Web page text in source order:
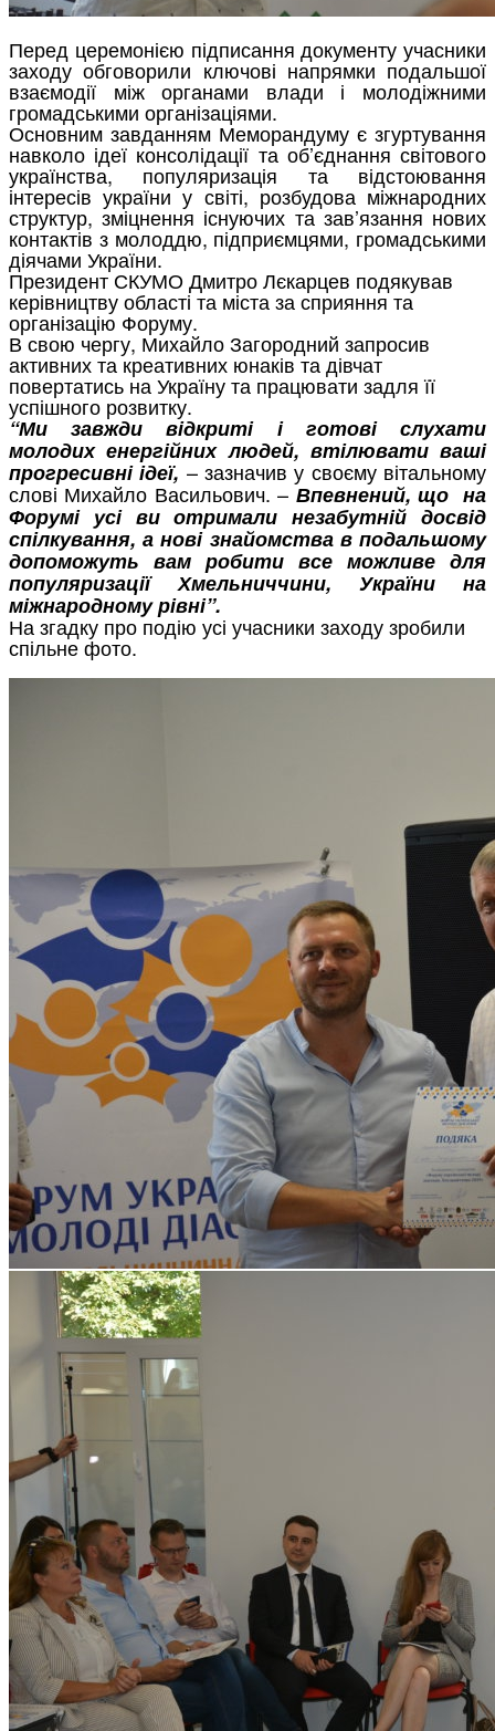
Перед церемонією підписання документу учасники
заходу обговорили ключові напрямки подальшої
взаємодії між органами влади і молодіжними
громадськими організаціями.
Основним завданням Меморандуму є згуртування
навколо ідеї консолідації та об’єднання світового
українства, популяризація та відстоювання
інтересів україни у світі, розбудова міжнародних
структур, зміцнення існуючих та зав’язання нових
контактів з молоддю, підприємцями, громадськими
діячами України.
Президент СКУМО Дмитро Лєкарцев подякував
керівництву області та міста за сприяння та
організацію Форуму.
В свою чергу, Михайло Загородний запросив
активних та креативних юнаків та дівчат
повертатись на Україну та працювати задля її
успішного розвитку.
“Ми завжди відкриті і готові слухати
молодих енергійних людей, втілювати ваші
прогресивні ідеї, – зазначив у своєму вітальному
слові Михайло Васильович. –Впевнений, що на
Форумі усі ви отримали незабутній досвід
спілкування, а нові знайомства в подальшому
допоможуть вам робити все можливе для
популяризації Хмельниччини, України на
міжнародному рівні”.
На згадку про подію усі учасники заходу зробили
спільне фото.